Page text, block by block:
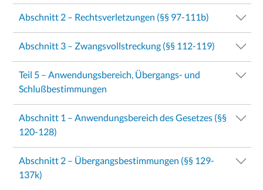
Abschnitt 2 – Rechtsverletzungen (§§ 97-111b)
Abschnitt 3 – Zwangsvollstreckung (§§ 112-119)
Teil 5 – Anwendungsbereich, Übergangs- und
Schlußbestimmungen
Abschnitt 1 – Anwendungsbereich des Gesetzes (§§
120-128)
Abschnitt 2 – Übergangsbestimmungen (§§ 129-
137k)